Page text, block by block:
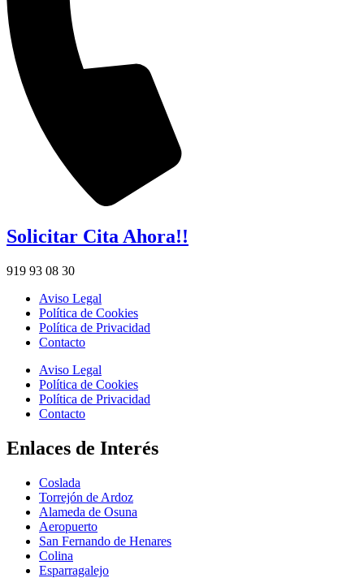
Solicitar Cita Ahora!!
919 93 08 30
Aviso Legal
Política de Cookies
Política de Privacidad
Contacto
Aviso Legal
Política de Cookies
Política de Privacidad
Contacto
Enlaces de Interés
Coslada
Torrejón de Ardoz
Alameda de Osuna
Aeropuerto
San Fernando de Henares
Colina
Esparragalejo